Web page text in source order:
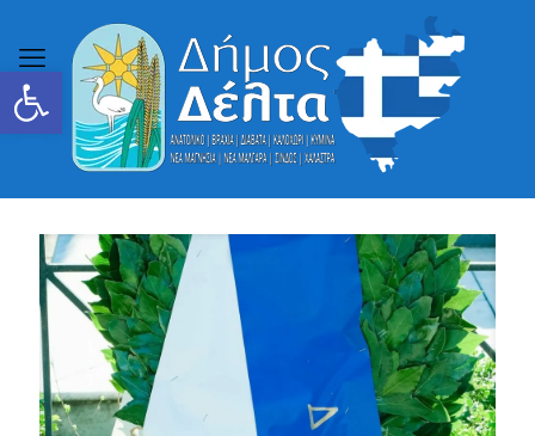
Ανοίξτε τη γραμμή εργαλείων